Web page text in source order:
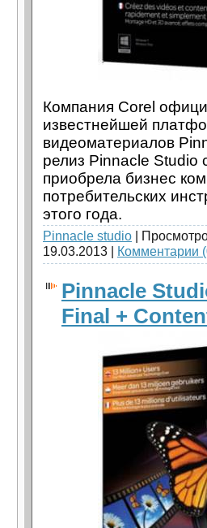
Компания Corel
известнейшей
видеоматериалов
релиз Pinnacle Studio
приобрела бизнес
потребительских
этого года.
Pinnacle studio |
19.03.2013 | Комментарии
Pinnacle
Final +